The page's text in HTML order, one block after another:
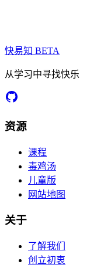
快易知 BETA
从学习中寻找快乐
资源
课程
毒鸡汤
儿童版
网站地图
关于
了解我们
创立初衷